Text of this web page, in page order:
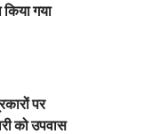
गया
पर
को उपवास